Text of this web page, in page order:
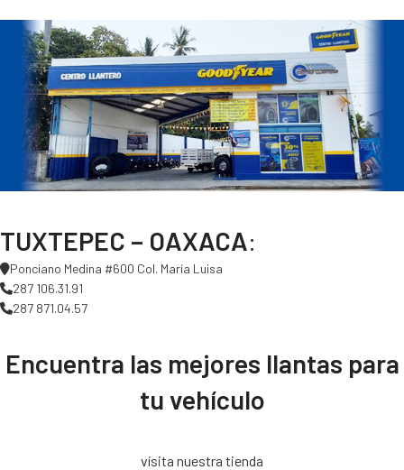
TUXTEPEC – OAXACA:
Ponciano Medina #600 Col. María Luisa
287 106.31.91
287 871.04.57
Encuentra las mejores llantas para
tu vehículo
vísita nuestra tienda